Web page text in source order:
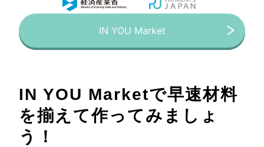
IN YOU Market
IN YOU Marketで早速材料
を揃えて作ってみましょ
う！